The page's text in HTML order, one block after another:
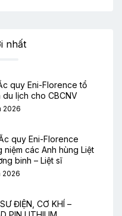
nhất
quy Eni-Florence tổ
lịch cho CBCNV
2026
quy Eni-Florence
các Anh hùng Liệt
binh – Liệt sĩ
2026
ĐIỆN, CƠ KHÍ –